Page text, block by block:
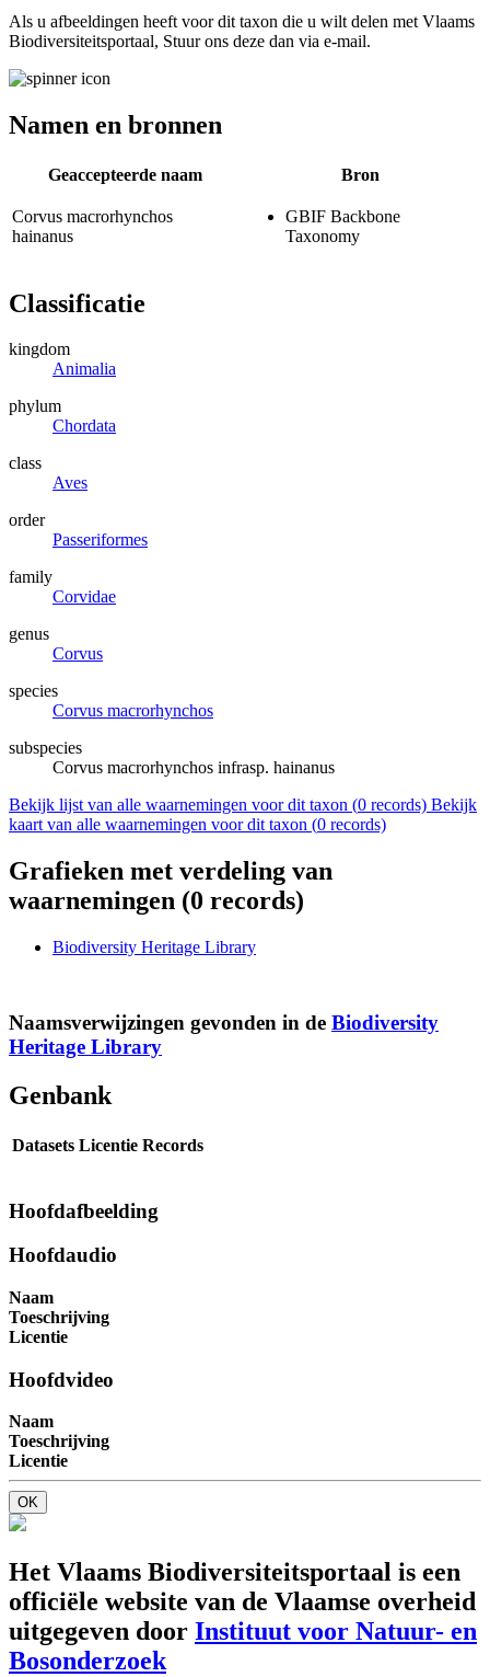
Als u afbeeldingen heeft voor dit taxon die u wilt delen met Vlaams
Biodiversiteitsportaal, Stuur ons deze dan via e-mail.
Namen en bronnen
Geaccepteerde naam Bron
Corvus macrorhynchos
hainanus
GBIF Backbone
Taxonomy
Classificatie
kingdom
Animalia
phylum
Chordata
class
Aves
order
Passeriformes
family
Corvidae
genus
Corvus
species
Corvus macrorhynchos
subspecies
Corvus macrorhynchos infrasp. hainanus
Bekijk lijst van alle waarnemingen voor dit taxon (0 records) Bekijk
kaart van alle waarnemingen voor dit taxon (0 records)
Grafieken met verdeling van
waarnemingen (0 records)
Biodiversity Heritage Library
Naamsverwijzingen gevonden in de Biodiversity
Heritage Library
Genbank
Datasets Licentie Records
Hoofdafbeelding
Hoofdaudio
Naam
Toeschrijving
Licentie
Hoofdvideo
Naam
Toeschrijving
Licentie
OK
Het Vlaams Biodiversiteitsportaal is een
officiële website van de Vlaamse overheid
uitgegeven door Instituut voor Natuur- en
Bosonderzoek